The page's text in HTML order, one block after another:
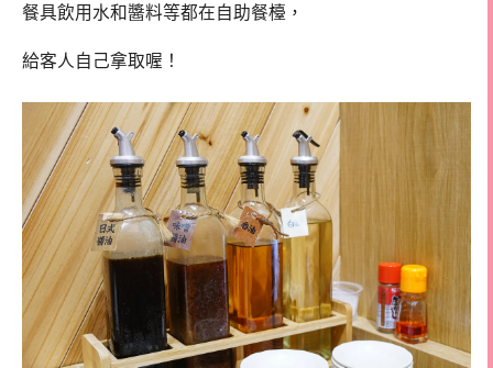
餐具飲用水和醬料等都在自助餐檯，
給客人自己拿取喔！